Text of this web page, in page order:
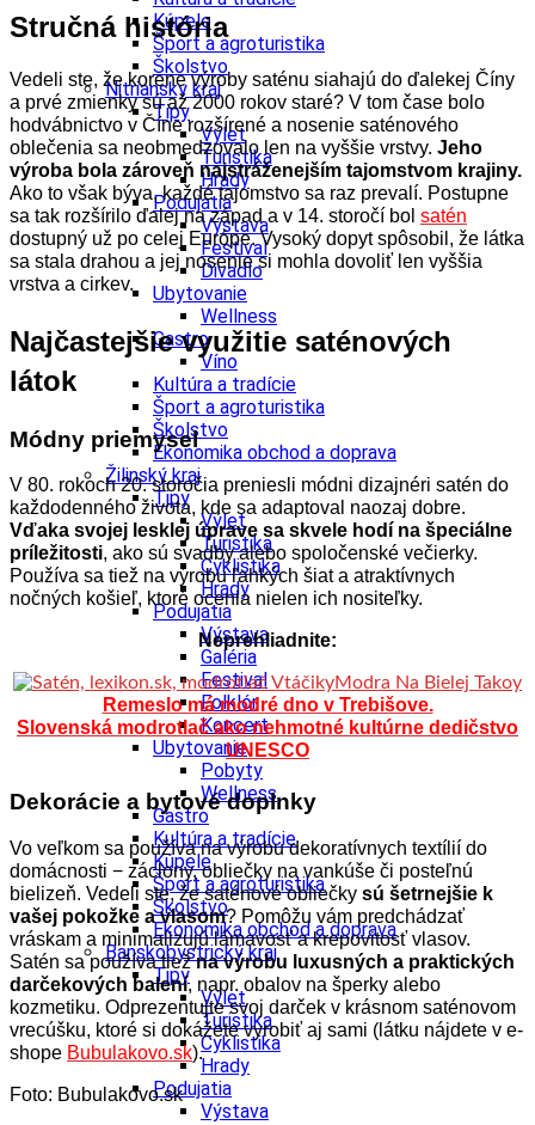
Kúpele
Šport a agroturistika
Školstvo
Nitriansky kraj
Tipy
Výlet
Turistika
Hrady
Podujatia
Výstava
Festival
Divadlo
Ubytovanie
Wellness
Gastro
Víno
Kultúra a tradície
Šport a agroturistika
Školstvo
Ekonomika obchod a doprava
Žilinský kraj
Tipy
Výlet
Turistika
Cyklistika
Hrady
Podujatia
Výstava
Galéria
Festival
Folklór
Koncert
Ubytovanie
Pobyty
Wellness
Gastro
Kultúra a tradície
Kúpele
Šport a agroturistika
Školstvo
Ekonomika obchod a doprava
Banskobystrický kraj
Tipy
Výlet
Turistika
Cyklistika
Hrady
Podujatia
Výstava
Stručná história
Vedeli ste, že korene výroby saténu siahajú do ďalekej Číny
a prvé zmienky sú až 2000 rokov staré? V tom čase bolo
hodvábnictvo v Číne rozšírené a nosenie saténového
oblečenia sa neobmedzovalo len na vyššie vrstvy. Jeho
výroba bola zároveň najstráženejším tajomstvom krajiny.
Ako to však býva, každé tajomstvo sa raz prevalí. Postupne
sa tak rozšírilo ďalej na západ a v 14. storočí bol satén
dostupný už po celej Európe. Vysoký dopyt spôsobil, že látka
sa stala drahou a jej nosenie si mohla dovoliť len vyššia
vrstva a cirkev.
Najčastejšie využitie saténových
látok
Módny priemysel
V 80. rokoch 20. storočia preniesli módni dizajnéri satén do
každodenného života, kde sa adaptoval naozaj dobre.
Vďaka svojej lesklej úprave sa skvele hodí na špeciálne
príležitosti, ako sú svadby alebo spoločenské večierky.
Používa sa tiež na výrobu ľahkých šiat a atraktívnych
nočných košieľ, ktoré ocenia nielen ich nositeľky.
Neprehliadnite:
Remeslo má modré dno v Trebišove.
Slovenská modrotlač ako nehmotné kultúrne dedičstvo
UNESCO
Dekorácie a bytové doplnky
Vo veľkom sa používa na výrobu dekoratívnych textílií do
domácnosti − záclony, obliečky na vankúše či posteľnú
bielizeň. Vedeli ste, že saténové obliečky sú šetrnejšie k
vašej pokožke a vlasom? Pomôžu vám predchádzať
vráskam a minimalizujú lámavosť a krepovitosť vlasov.
Satén sa používa tiežna výrobu luxusných a praktických
darčekových balení, napr. obalov na šperky alebo
kozmetiku. Odprezentujte svoj darček v krásnom saténovom
vrecúšku, ktoré si dokážete vyrobiť aj sami (látku nájdete v e-
shope Bubulakovo.sk).
Foto: Bubulakovo.sk